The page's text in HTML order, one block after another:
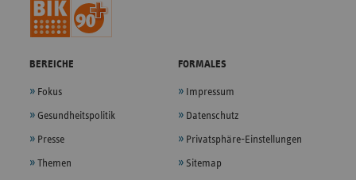
BEREICHE
Fokus
Gesundheitspolitik
Presse
Themen
FORMALES
Impressum
Datenschutz
Privatsphäre-Einstellungen
Sitemap